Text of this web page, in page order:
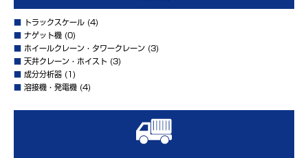
トラックスケール (4)
ナゲット機 (0)
ホイールクレーン・タワークレーン (3)
天井クレーン・ホイスト (3)
成分分析器 (1)
溶接機・発電機 (4)